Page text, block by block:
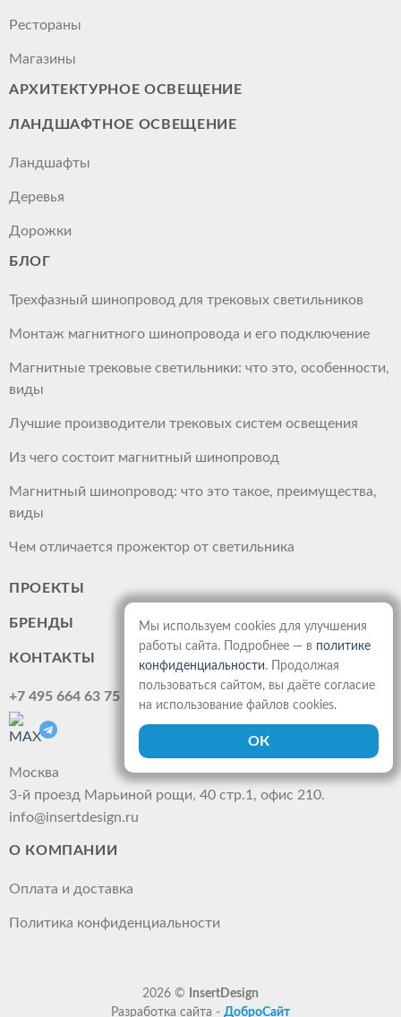
Рестораны
Магазины
АРХИТЕКТУРНОЕ ОСВЕЩЕНИЕ
ЛАНДШАФТНОЕ ОСВЕЩЕНИЕ
Ландшафты
Деревья
Дорожки
БЛОГ
Трехфазный шинопровод для трековых светильников
Монтаж магнитного шинопровода и его подключение
Магнитные трековые светильники: что это, особенности,
виды
Лучшие производители трековых систем освещения
Из чего состоит магнитный шинопровод
Магнитный шинопровод: что это такое, преимущества,
виды
Чем отличается прожектор от светильника
ПРОЕКТЫ
БРЕНДЫ
КОНТАКТЫ
+7 495 664 63 75
Москва
3-й проезд Марьиной рощи, 40 стр.1, офис 210.
info@insertdesign.ru
О КОМПАНИИ
Оплата и доставка
Политика конфиденциальности
2026 ©
InsertDesign
Разработка сайта - ДоброСайт
Мы используем cookies для улучшения
работы сайта. Подробнее — в политике
конфиденциальности. Продолжая
пользоваться сайтом, вы даёте согласие
на использование файлов cookies.